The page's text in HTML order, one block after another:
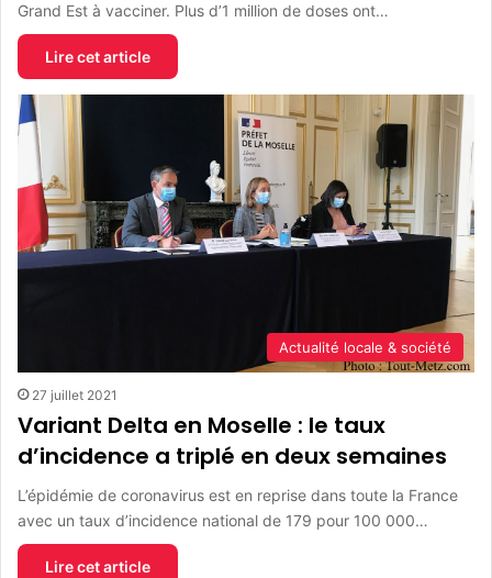
Grand Est à vacciner. Plus d’1 million de doses ont…
Lire cet article
Actualité locale & société
27 juillet 2021
Variant Delta en Moselle : le taux
d’incidence a triplé en deux semaines
L’épidémie de coronavirus est en reprise dans toute la France
avec un taux d’incidence national de 179 pour 100 000…
Lire cet article